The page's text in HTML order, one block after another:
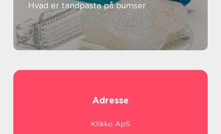
Hvad er tandpasta på bumser
Adresse